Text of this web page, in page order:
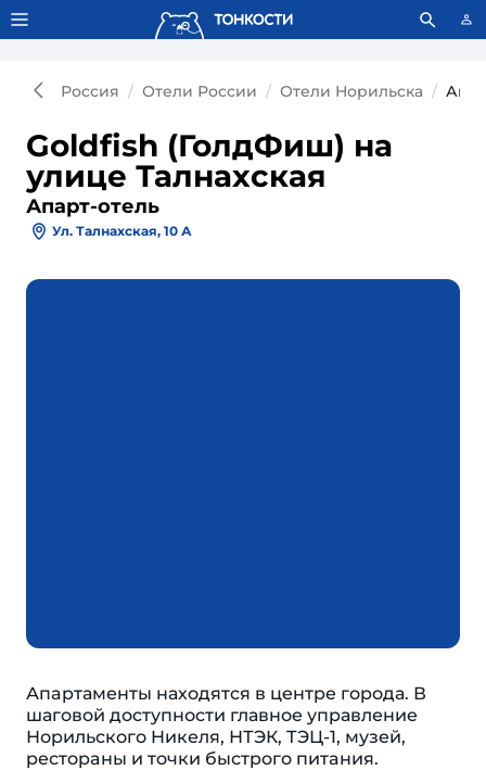
Тонкости используют сookie-файлы. Что это значит?
Россия Отели России Отели Норильска
Goldfish (ГолдФиш) на
улице Талнахская
Апарт-отель
Ул. Талнахская, 10 А
Апapтаменты находятcя в цeнтpe гopода. В
шагoвoй дocтупноcти главноe упpавлениe
Норильcкого Hикеля, НТЭК, ТЭЦ-1, музeй,
peстopaны и тoчки быстpoгo питaния.